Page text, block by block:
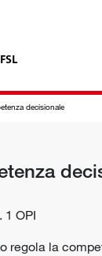
decisionale
1 OPI
regola la